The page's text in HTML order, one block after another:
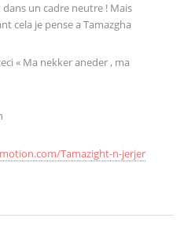
un cadre neutre ! Mais
cela je pense a Tamazgha
« Ma nekker aneder , ma
Tamazight-n-jerjer